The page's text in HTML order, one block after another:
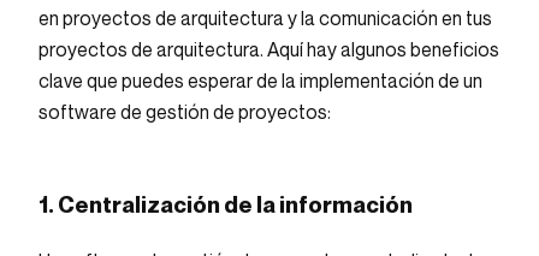
en proyectos de arquitectura y la comunicación en tus
proyectos de arquitectura. Aquí hay algunos beneficios
clave que puedes esperar de la implementación de un
software de gestión de proyectos:
1. Centralización de la información